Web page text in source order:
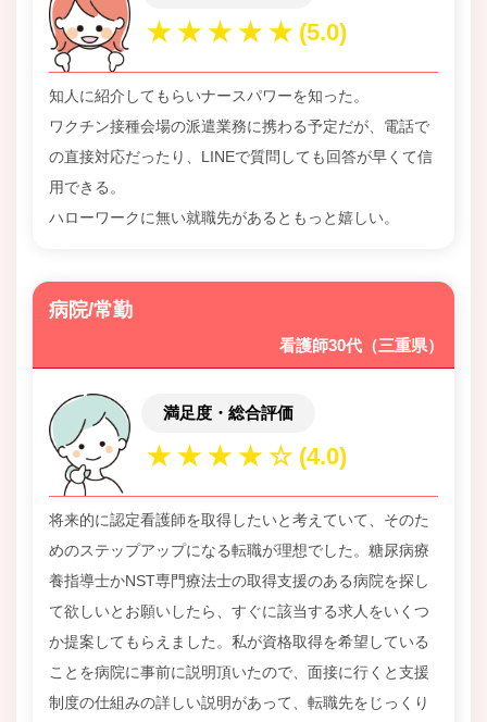
知人に紹介してもらいナースパワーを知った。
ワクチン接種会場の派遣業務に携わる予定だが、電話で
の直接対応だったり、LINEで質問しても回答が早くて信
用できる。
ハローワークに無い就職先があるともっと嬉しい。
病院/常勤
看護師30代（三重県）
満足度・総合評価
将来的に認定看護師を取得したいと考えていて、そのた
めのステップアップになる転職が理想でした。糖尿病療
養指導士かNST専門療法士の取得支援のある病院を探し
て欲しいとお願いしたら、すぐに該当する求人をいくつ
か提案してもらえました。私が資格取得を希望している
ことを病院に事前に説明頂いたので、面接に行くと支援
制度の仕組みの詳しい説明があって、転職先をじっくり